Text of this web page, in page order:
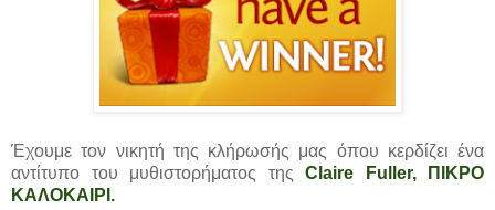
Έχουμε τον νικητή της κλήρωσής μας όπου κερδίζει ένα
αντίτυπο του μυθιστορήματος της Claire Fuller, ΠΙΚΡΟ
ΚΑΛΟΚΑΙΡΙ.